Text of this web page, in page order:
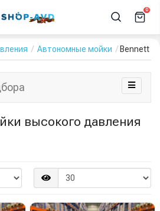
0
Автономные мойки Bennett
высокого давления